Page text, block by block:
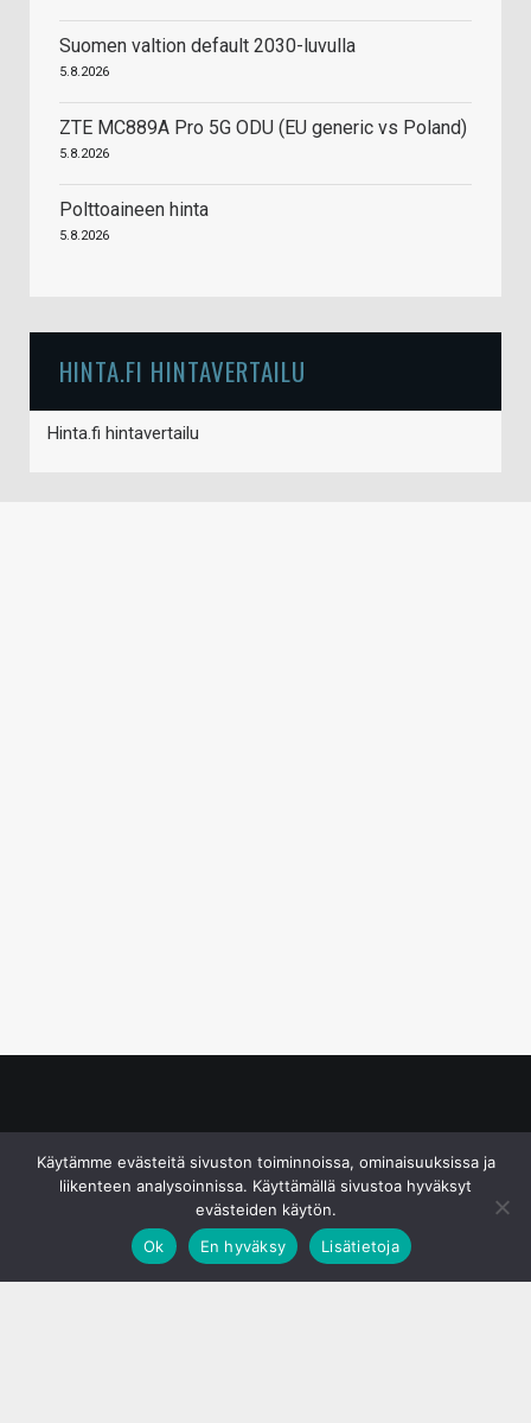
Suomen valtion default 2030-luvulla
5.8.2026
ZTE MC889A Pro 5G ODU (EU generic vs Poland)
5.8.2026
Polttoaineen hinta
5.8.2026
HINTA.FI HINTAVERTAILU
Hinta.fi hintavertailu
Käytämme evästeitä sivuston toiminnoissa, ominaisuuksissa ja
liikenteen analysoinnissa. Käyttämällä sivustoa hyväksyt
evästeiden käytön.
Ok
En hyväksy Lisätietoja